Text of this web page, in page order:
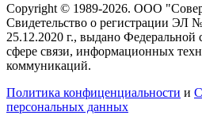
Copyright © 1989-2026. ООО
Свидетельство о регистрации ЭЛ
25.12.2020 г., выдано Федеральной
сфере связи, информационных
коммуникаций.
Политика конфиценциальности и
персональных данных